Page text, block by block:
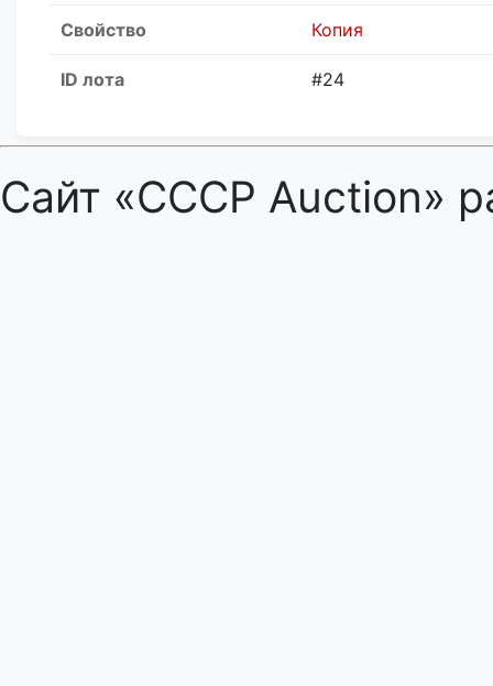
Свойство Копия
ID лота #24
Сайт «CCCP Auction»